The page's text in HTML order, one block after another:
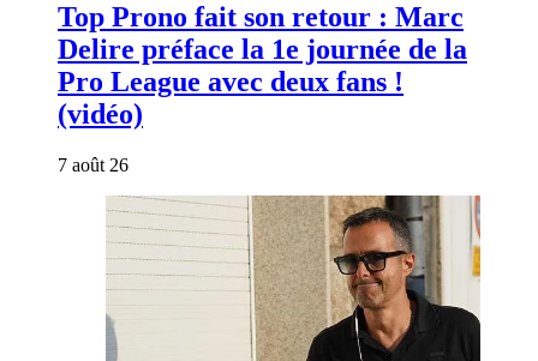
Top Prono fait son retour : Marc
Delire préface la 1e journée de la
Pro League avec deux fans !
(vidéo)
7 août 26